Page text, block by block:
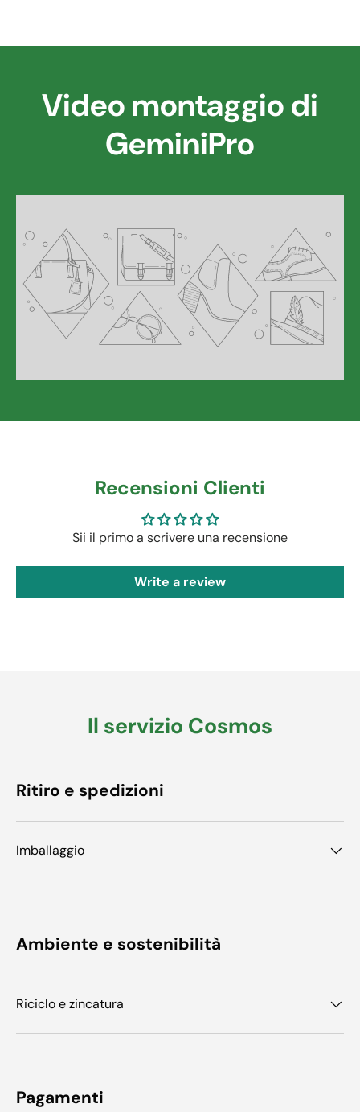
Video montaggio di
GeminiPro
Recensioni Clienti
Sii il primo a scrivere una recensione
Write a review
Il servizio Cosmos
Ritiro e spedizioni
Imballaggio
Ambiente e sostenibilità
Riciclo e zincatura
Pagamenti